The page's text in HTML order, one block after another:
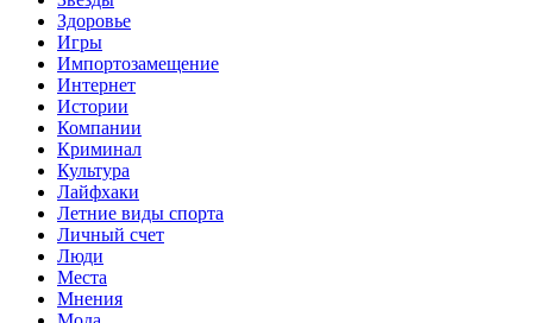
Здоровье
Игры
Импортозамещение
Интернет
Истории
Компании
Криминал
Культура
Лайфхаки
Летние виды спорта
Личный счет
Люди
Места
Мнения